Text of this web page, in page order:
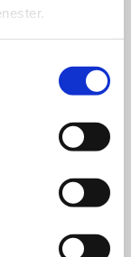
under
at vi i dag
bekendt
at byde